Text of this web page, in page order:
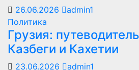
26.06.2026
admin1
Политика
Грузия:
Казбеги и Кахетии
23.06.2026 admin1